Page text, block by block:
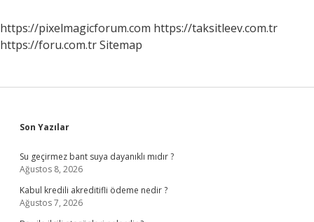
https://pixelmagicforum.com https://taksitleev.com.tr
https://foru.com.trSitemap
Sidebar
Son Yazılar
Su geçirmez bant suya dayanıklı mıdır ?
Ağustos 8, 2026
Kabul kredili akreditifli ödeme nedir ?
Ağustos 7, 2026